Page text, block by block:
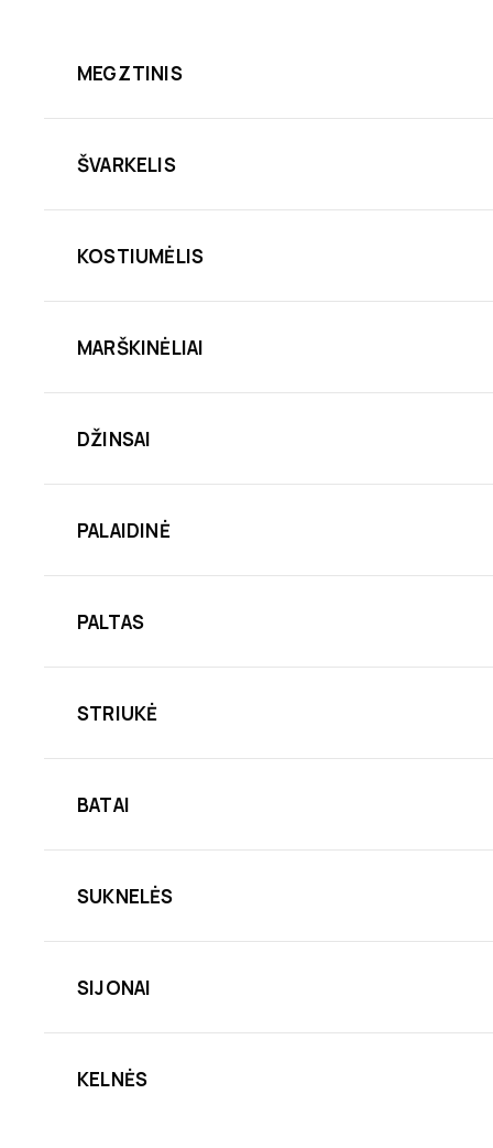
MEGZTINIS
ŠVARKELIS
KOSTIUMĖLIS
MARŠKINĖLIAI
DŽINSAI
PALAIDINĖ
PALTAS
STRIUKĖ
BATAI
SUKNELĖS
SIJONAI
KELNĖS